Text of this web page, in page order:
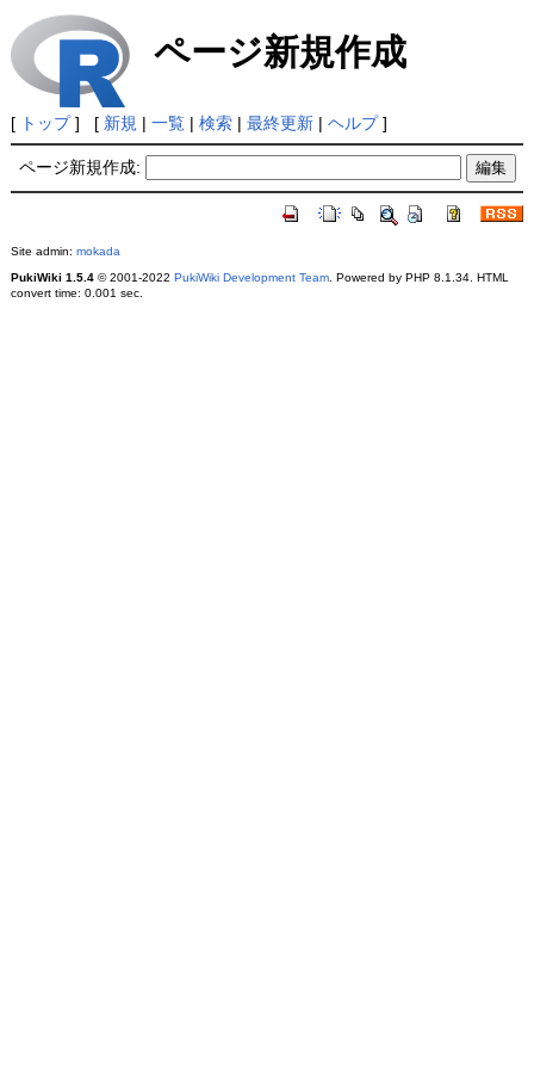
ページ新規作成
[ トップ] [ 新規 | 一覧| 検索| 最終更新| ヘルプ]
ページ新規作成:
Site admin: mokada
PukiWiki 1.5.4© 2001-2022 PukiWiki Development Team. Powered by PHP 8.1.34. HTML
convert time: 0.001 sec.